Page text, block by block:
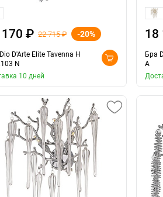
₽ 22 715 ₽ -20%
D'Arte Elite Tavenna H
N
10 дней
18
Бра
A